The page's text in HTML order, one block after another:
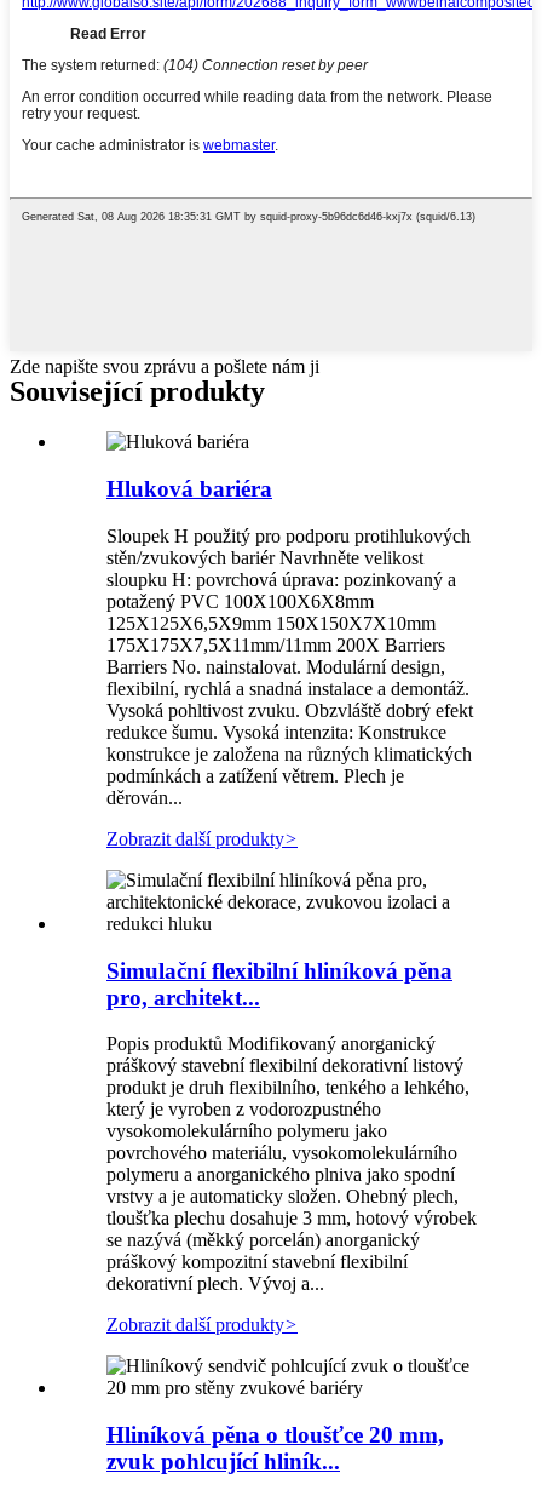
Zde napište svou zprávu a pošlete nám ji
Související produkty
Hluková bariéra
Sloupek H použitý pro podporu protihlukových
stěn/zvukových bariér Navrhněte velikost
sloupku H: povrchová úprava: pozinkovaný a
potažený PVC 100X100X6X8mm
125X125X6,5X9mm 150X150X7X10mm
175X175X7,5X11mm/11mm 200X Barriers
Barriers No. nainstalovat. Modulární design,
flexibilní, rychlá a snadná instalace a demontáž.
Vysoká pohltivost zvuku. Obzvláště dobrý efekt
redukce šumu. Vysoká intenzita: Konstrukce
konstrukce je založena na různých klimatických
podmínkách a zatížení větrem. Plech je
děrován...
Zobrazit další produkty>
Simulační flexibilní hliníková pěna
pro, architekt...
Popis produktů Modifikovaný anorganický
práškový stavební flexibilní dekorativní listový
produkt je druh flexibilního, tenkého a lehkého,
který je vyroben z vodorozpustného
vysokomolekulárního polymeru jako
povrchového materiálu, vysokomolekulárního
polymeru a anorganického plniva jako spodní
vrstvy a je automaticky složen. Ohebný plech,
tloušťka plechu dosahuje 3 mm, hotový výrobek
se nazývá (měkký porcelán) anorganický
práškový kompozitní stavební flexibilní
dekorativní plech. Vývoj a...
Zobrazit další produkty>
Hliníková pěna o tloušťce 20 mm,
zvuk pohlcující hliník...